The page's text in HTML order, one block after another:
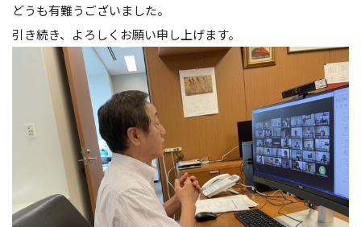
どうも有難うございました。
引き続き、よろしくお願い申し上げます。